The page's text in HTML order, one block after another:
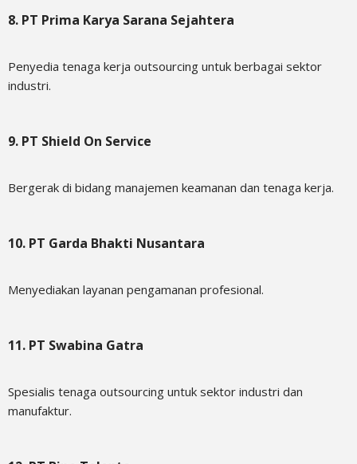
8. PT Prima Karya Sarana Sejahtera
Penyedia tenaga kerja outsourcing untuk berbagai sektor
industri.
9. PT Shield On Service
Bergerak di bidang manajemen keamanan dan tenaga kerja.
10. PT Garda Bhakti Nusantara
Menyediakan layanan pengamanan profesional.
11. PT Swabina Gatra
Spesialis tenaga outsourcing untuk sektor industri dan
manufaktur.